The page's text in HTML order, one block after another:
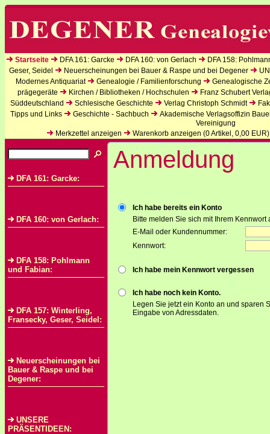
Startseite DFA 161: Garcke DFA 160: von Gerlach
DFA 158:
Geser, Seidel
Neuerscheinungen bei Bauer & Raspe und bei Degener
Modernes Antiquariat
Genealogie / Familienforschung
Genealogische
prägegeräte
Kirchen / Bibliotheken / Hochschulen
Franz Schubert
Süddeutschland
Schlesische Geschichte Verlag Christoph Schmidt
Tipps und Links
Geschichte - Sachbuch
Akademische Verlagsoffizin
Vereinigung
Merkzettel anzeigen
Warenkorb anzeigen (0Artikel, 0,00 EUR)
DFA 161: Garcke:
DFA 160: von Gerlach:
DFA 158: Pohlmann
und Fabian:
DFA 157: Winterling,
Fransecky, Geser, Seidel:
Neuerscheinungen bei
Bauer & Raspe und bei
Degener:
UNSERE
PRÄSENTIDEEN:
Anmeldung
Ich habe bereits ein Konto
Bitte melden Sie sich mit Ihrem Kennwort
E-Mail oder Kundennummer:
Kennwort:
Ich habe mein Kennwort vergessen
Ich habe noch kein Konto.
Legen Sie jetzt ein Konto an und sparen
Eingabe von Adressdaten.